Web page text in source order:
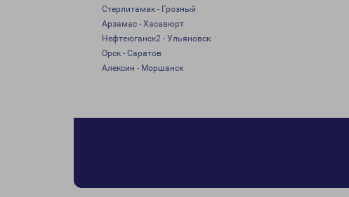
Стерлитамак - Грозный
Арзамас - Хасавюрт
Нефтеюганск2 - Ульяновск
Орск - Саратов
Алексин - Моршанск